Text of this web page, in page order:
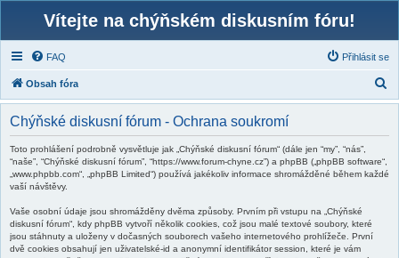
Vítejte na chýňském diskusním fóru!
FAQ Přihlásit se
Obsah fóra
l
Chýňské diskusní fórum - Ochrana soukromí
Toto prohlášení podrobně vysvětluje jak „Chýňské diskusní fórum“ (dále jen “my”, “nás”,
“naše”, “Chýňské diskusní fórum”, “https://www.forum-chyne.cz”) a phpBB („phpBB software“,
„www.phpbb.com“, „phpBB Limited“) používá jakékoliv informace shromážděné během každé
vaší návštěvy.
Vaše osobní údaje jsou shromážděny dvěma způsoby. Prvním při vstupu na „Chýňské
diskusní fórum“, kdy phpBB vytvoří několik cookies, což jsou malé textové soubory, které
jsou stáhnuty a uloženy v dočasných souborech vašeho internetového prohlížeče. První
dvě cookies obsahují jen uživatelské-id a anonymní identifikátor session, které je vám